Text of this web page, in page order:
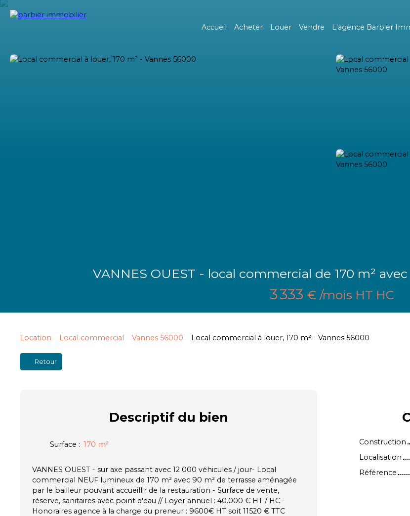
Accueil Acheter Louer Vendre L'agence Barbier
VANNES OUEST - local commercial de 170 m²
3 333 € /mois HT HC
Location Local commercial Vannes 56000 Local commercial à louer, 170 m² - Vannes 56000
Retour
Descriptifdu bien
Surface : 170 m²
VANNES OUEST - sur axe passant avec 12 000 véhicules / jour- Local
commercial NEUF lumineux de 170 m² avec 90 m² de terrasse aménagée
par le bailleur pouvant accueillir de la restauration - Surface de vente,
réserve, sanitaires avec point d'eau // Loyer annuel : 40.000 € HT / HC -
Honoraires agence à la charge du preneur : 9600€ HT soit 11520 € TTC
Construction
Localisation
Référence